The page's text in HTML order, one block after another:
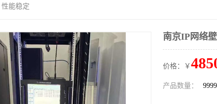
能稳定
南京IP网络
价格：￥
产品数量：